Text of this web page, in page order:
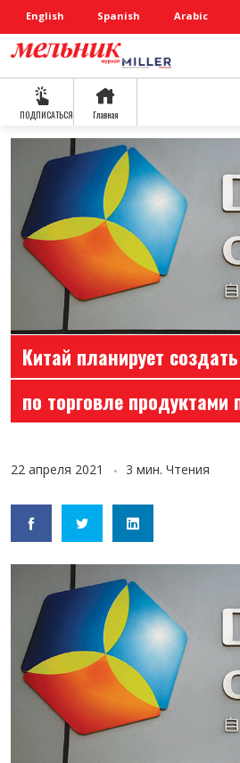
English Spanish Arabic
ПОДПИСАТЬСЯ Главная
Китай планирует
по торговле продуктами
22 апреля 2021 3 мин. Чтения